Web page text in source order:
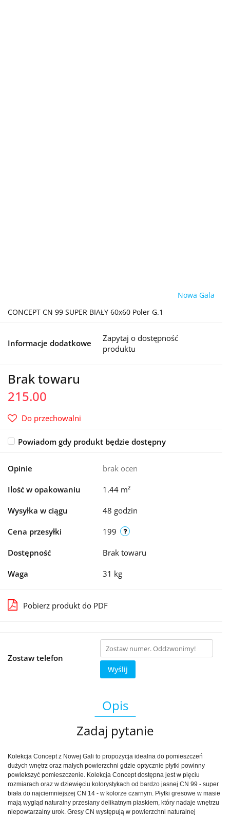
Nowa Gala
CONCEPT CN 99 SUPER BIAŁY 60x60 Poler G.1
Informacje dodatkowe
Zapytaj o dostępność
produktu
Brak towaru
215.00
Do przechowalni
Powiadom gdy produkt będzie dostępny
Opinie brak ocen
Ilość w opakowaniu 1.44 m²
Wysyłka w ciągu 48 godzin
Cena przesyłki 199
Dostępność Brak towaru
Waga 31 kg
Pobierz produkt do PDF
Zostaw telefon
Wyślij
Opis
Zadaj pytanie
Kolekcja Concept z Nowej Gali to propozycja idealna do pomieszczeń
dużych wnętrz oraz małych powierzchni gdzie optycznie płytki powinny
powiekszyć pomieszczenie. Kolekcja Concept dostępna jest w pięciu
rozmiarach oraz w dziewięciu kolorystykach od bardzo jasnej CN 99 - super
biała do najciemniejszej CN 14 - w kolorze czarnym. Płytki gresowe w masie
mają wygląd naturalny przesiany delikatnym piaskiem, który nadaje wnętrzu
niepowtarzalny urok. Gresy CN występują w powierzchni naturalnej